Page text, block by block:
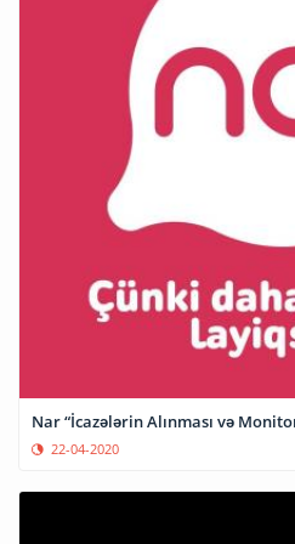
Nar “İcazələrin Alınması və
22-04-2020